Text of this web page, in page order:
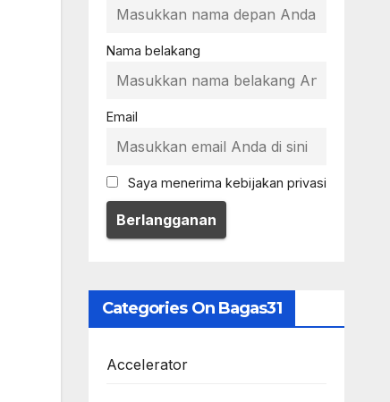
Nama belakang
Email
Saya menerima kebijakan privasi
Categories On Bagas31
Accelerator